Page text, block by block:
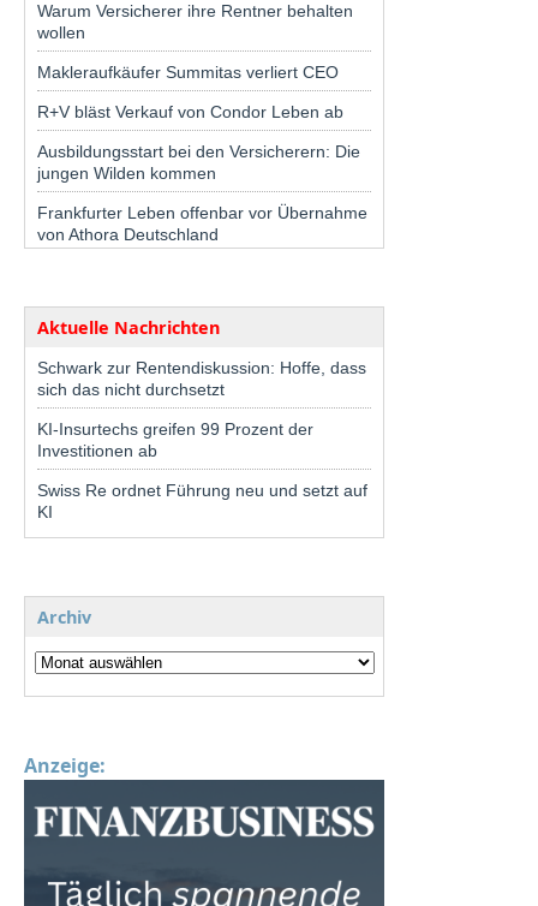
Warum Versicherer ihre Rentner behalten
wollen
Makleraufkäufer Summitas verliert CEO
R+V bläst Verkauf von Condor Leben ab
Ausbildungsstart bei den Versicherern: Die
jungen Wilden kommen
Frankfurter Leben offenbar vor Übernahme
von Athora Deutschland
Aktuelle Nachrichten
Schwark zur Rentendiskussion: Hoffe, dass
sich das nicht durchsetzt
KI-Insurtechs greifen 99 Prozent der
Investitionen ab
Swiss Re ordnet Führung neu und setzt auf
KI
Archiv
Anzeige: